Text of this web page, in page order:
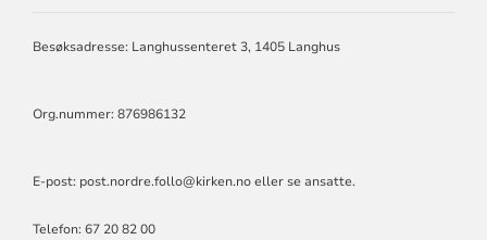
Besøksadresse: Langhussenteret 3, 1405 Langhus
Org.nummer: 876986132
E-post: post.nordre.follo@kirken.noeller se ansatte.
Telefon: 67 20 82 00